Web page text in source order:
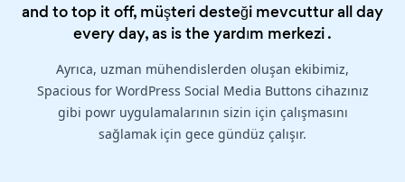
and to top it off, müşteri desteği mevcuttur all day
every day, as is theyardım merkezi.
Ayrıca, uzman mühendislerden oluşan ekibimiz,
Spacious for WordPress Social Media Buttons cihazınız
gibi powr uygulamalarının sizin için çalışmasını
sağlamak için gece gündüz çalışır.